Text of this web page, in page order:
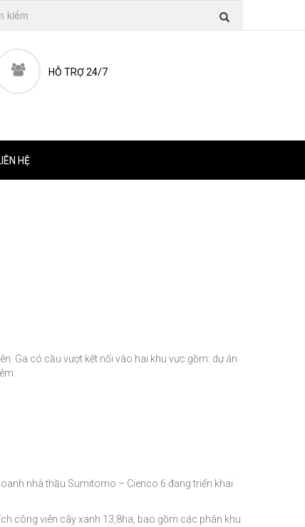
HỖ TRỢ 24/7
HỆ
Ga có cầu vượt kết nối vào hai khu vực gồm: dự án
nhà thầu Sumitomo – Cienco 6 đang triển khai
công viên cây xanh 13,8ha, bao gồm các phân khu